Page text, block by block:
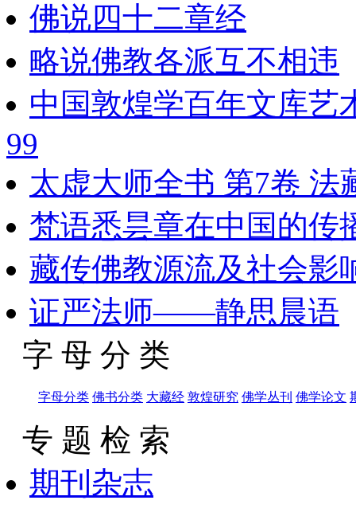
佛说四十二章经
略说佛教各派互不相违
中国敦煌学百年文库艺
99
太虚大师全书 第7卷 法
梵语悉昙章在中国的传
藏传佛教源流及社会影
证严法师——静思晨语
字 母 分 类
字母分类 佛书分类 大藏经 敦煌研究 佛学丛刊 佛学论文
专 题 检 索
期刊杂志